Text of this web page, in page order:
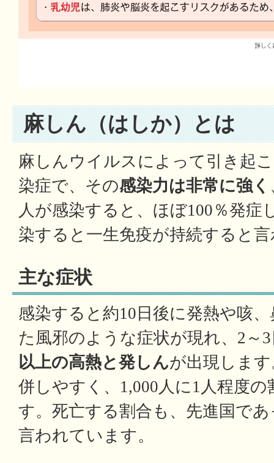
麻しん（はしか）とは
麻しんウイルスによって引き起
染症で、その感染力は非常に強く
人が感染すると、ほぼ100％発症
染すると一生免疫が持続すると
主な症状
感染すると約10日後に発熱や咳
た風邪のような症状が現れ、2～
以上の高熱と発しんが出現しま
併しやすく、1,000人に1人程度
す。死亡する割合も、先進国で
言われています。